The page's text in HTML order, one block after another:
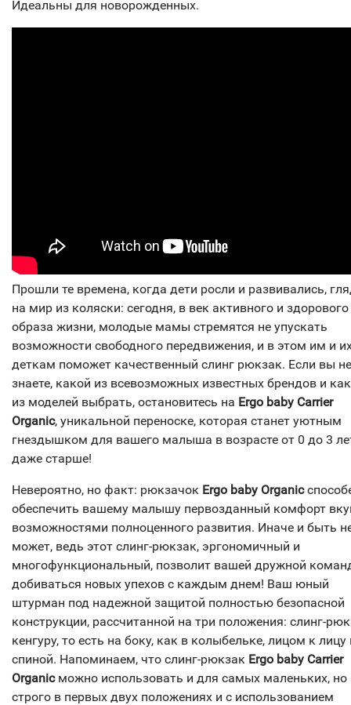
Идеальны для новорожденных.
Прошли те времена, когда дети росли и развивались,
на мир из коляски: сегодня, в век активного и здорового
образа жизни, молодые мамы стремятся не упускать
возможности свободного передвижения, и в этом им и
деткам поможет качественный слинг рюкзак. Если вы не
знаете, какой из всевозможных известных брендов и
из моделей выбрать, остановитесь на Ergo baby Carrier
Organic, уникальной переноске, которая станет уютным
гнездышком для вашего малыша в возрасте от 0 до 3
даже старше!
Невероятно, но факт: рюкзачок Ergo baby Organic
обеспечить вашему малышу первозданный комфорт
возможностями полноценного развития. Иначе и быть
может, ведь этот слинг-рюкзак, эргономичный и
многофункциональный, позволит вашей дружной
добиваться новых упехов с каждым днем! Ваш юный
штурман под надежной защитой полностью безопасной
конструкции, расcчитанной на три положения: слинг-
кенгуру, то есть на боку, как в колыбельке, лицом к лицу
спиной. Напоминаем, что слинг-рюкзак Ergo baby Carrier
Organicможно использовать и для самых маленьких, но
строго в первых двух положениях и с использованием